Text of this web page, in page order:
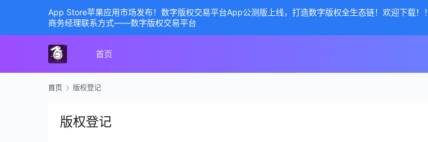
首页
首页 版权登记
版权登记
App Store苹果应用市场发布！数字版权交易平台App公测版上线，打造数字版权全生态链！欢迎下载！！
商务经理联系方式——数字版权交易平台